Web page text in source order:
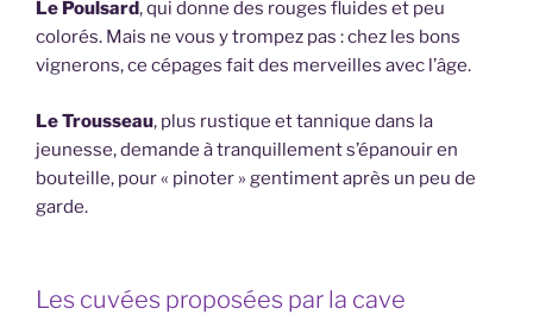
Le Poulsard, qui donne des rouges fluides et peu
colorés. Mais ne vous y trompez pas : chez les bons
vignerons, ce cépages fait des merveilles avec l’âge.
Le Trousseau, plus rustique et tannique dans la
jeunesse, demande à tranquillement s’épanouir en
bouteille, pour « pinoter » gentiment après un peu de
garde.
Les cuvées proposées par la cave